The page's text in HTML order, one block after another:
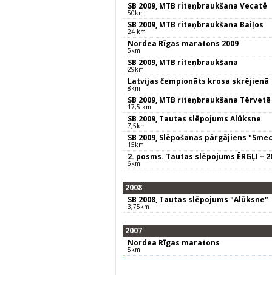
SB 2009, MTB riteņbraukšana Vecatē
50km
SB 2009, MTB riteņbraukšana Baiļos
24 km
Nordea Rīgas maratons 2009
5km
SB 2009, MTB riteņbraukšana
29km
Latvijas čempionāts krosa skrējienā
8km
SB 2009, MTB riteņbraukšana Tērvetē
17,5 km
SB 2009, Tautas slēpojums Alūksne
7,5km
SB 2009, Slēpošanas pārgājiens
15km
2. posms. Tautas slēpojums ĒRGĻI –
6km
2008
SB 2008, Tautas slēpojums "Alūksne"
3,75km
2007
Nordea Rīgas maratons
5km